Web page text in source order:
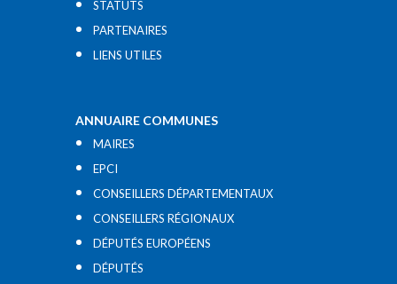
STATUTS
PARTENAIRES
LIENS UTILES​
ANNUAIRE COMMUNES
MAIRES
EPCI
CONSEILLERS DÉPARTEMENTAUX
CONSEILLERS RÉGIONAUX
DÉPUTÉS EUROPÉENS
DÉPUTÉS